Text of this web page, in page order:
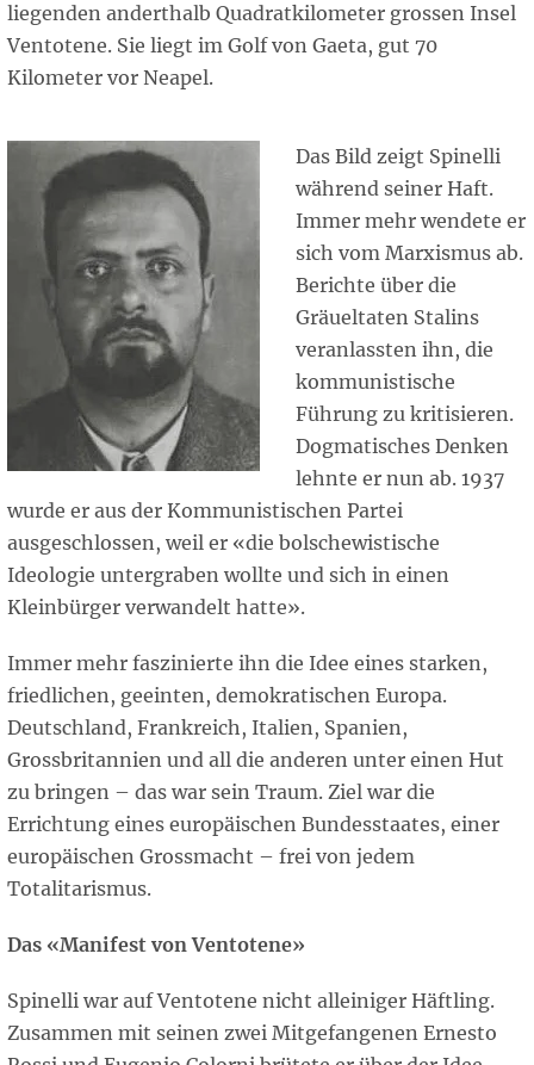
liegenden anderthalb Quadratkilometer grossen Insel
Ventotene. Sie liegt im Golf von Gaeta, gut 70
Kilometer vor Neapel.
Das Bild zeigt Spinelli
während seiner Haft.
Immer mehr wendete er
sich vom Marxismus ab.
Berichte über die
Gräueltaten Stalins
veranlassten ihn, die
kommunistische
Führung zu kritisieren.
Dogmatisches Denken
lehnte er nun ab. 1937
wurde er aus der Kommunistischen Partei
ausgeschlossen, weil er «die bolschewistische
Ideologie untergraben wollte und sich in einen
Kleinbürger verwandelt hatte».
Immer mehr faszinierte ihn die Idee eines starken,
friedlichen, geeinten, demokratischen Europa.
Deutschland, Frankreich, Italien, Spanien,
Grossbritannien und all die anderen unter einen Hut
zu bringen – das war sein Traum. Ziel war die
Errichtung eines europäischen Bundesstaates, einer
europäischen Grossmacht – frei von jedem
Totalitarismus.
Das «Manifest von Ventotene»
Spinelli war auf Ventotene nicht alleiniger Häftling.
Zusammen mit seinen zwei Mitgefangenen Ernesto